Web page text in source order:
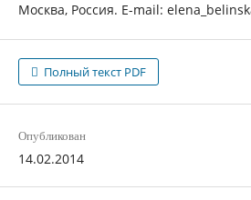
Москва, Россия. E-mail:
Полный текст PDF
Опубликован
14.02.2014